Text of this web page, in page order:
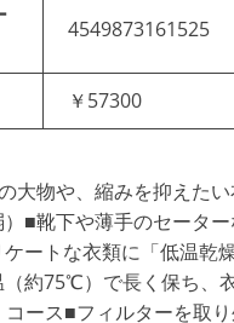
4549873161525
￥57300
大物や、縮みを抑えたい
）■靴下や薄手のセータ
ートな衣類に「低温乾
約75℃）で長く保ち、
コース■フィルターを取